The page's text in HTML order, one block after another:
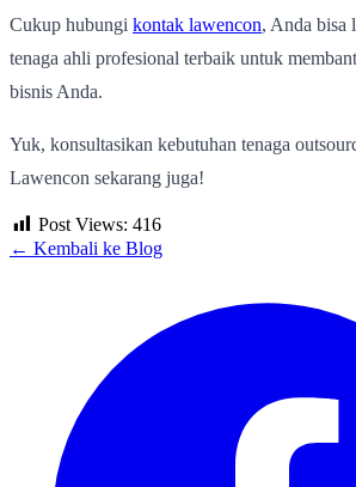
Cukup hubungi kontak lawencon, Anda bisa
tenaga ahli profesional terbaik untuk
bisnis Anda.
Yuk, konsultasikan kebutuhan tenaga
Lawencon sekarang juga!
Post Views: 416
← Kembali ke Blog